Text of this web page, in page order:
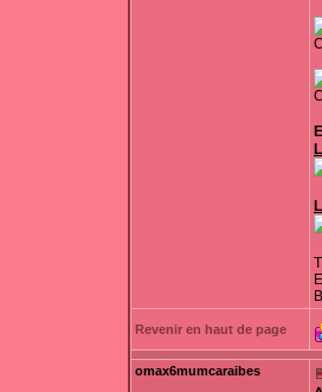
Revenir en haut de page
omax6mumcaraibes